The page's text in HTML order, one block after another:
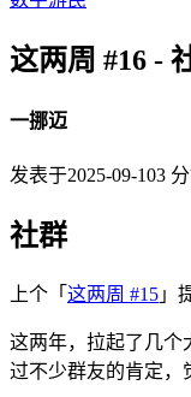
这两周 #16 -
一挪迈
发表于2025-09-103
社群
上个「 这两周 #15 」
这两年，拉起了几个
过不少群友的肯定，